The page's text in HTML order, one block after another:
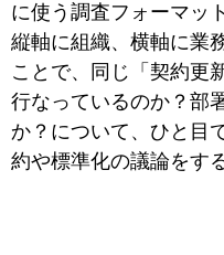
に使う調査フォーマット
縦軸に組織、横軸に業
ことで、同じ「契約更
行なっているのか？部
か？について、ひと目
約や標準化の議論をす